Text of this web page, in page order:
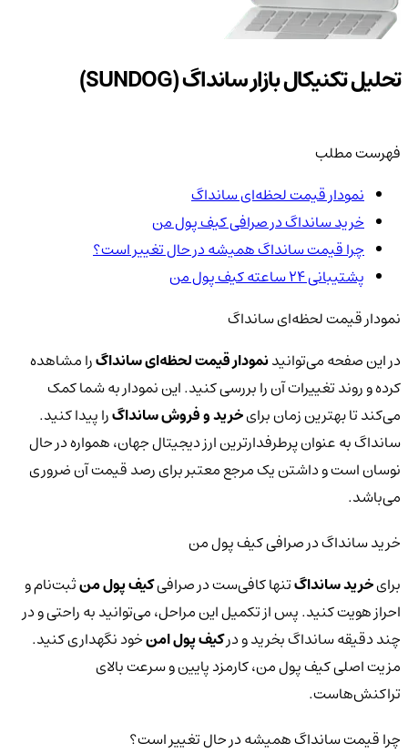
تحلیل تکنیکال بازار سانداگ (SUNDOG)
فهرست مطلب
نمودار قیمت لحظه‌ای سانداگ
خرید سانداگ در صرافی کیف پول من
چرا قیمت سانداگ همیشه در حال تغییر است؟
پشتیبانی ۲۴ ساعته کیف پول من
نمودار قیمت لحظه‌ای سانداگ
در این صفحه می‌توانیدنمودار قیمت لحظه‌ای سانداگرا مشاهده
کرده و روند تغییرات آن را بررسی کنید. این نمودار به شما کمک
می‌کند تا بهترین زمان برایخرید و فروش سانداگرا پیدا کنید.
سانداگ به عنوان پرطرفدارترین ارز دیجیتال جهان، همواره در حال
نوسان است و داشتن یک مرجع معتبر برای رصد قیمت آن ضروری
می‌باشد.
خرید سانداگ در صرافی کیف پول من
برایخرید سانداگتنها کافی‌ست در صرافیکیف پول منثبت‌نام و
احراز هویت کنید. پس از تکمیل این مراحل، می‌توانید به راحتی و در
چند دقیقه سانداگ بخرید و درکیف پول امنخود نگهداری کنید.
مزیت اصلی کیف پول من، کارمزد پایین و سرعت بالای
تراکنش‌هاست.
چرا قیمت سانداگ همیشه در حال تغییر است؟